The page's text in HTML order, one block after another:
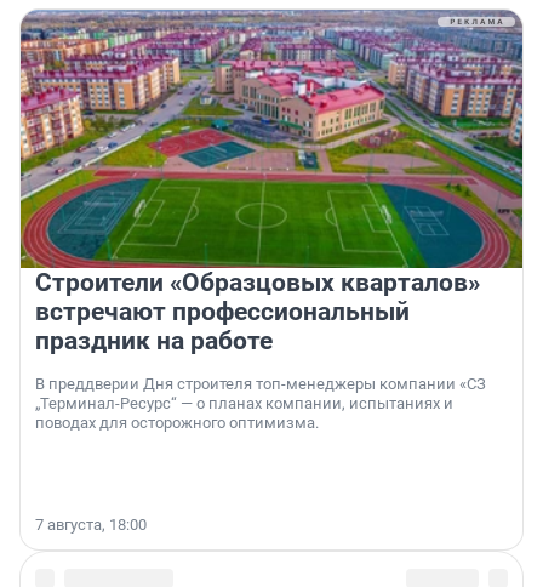
Строители «Образцовых кварталов»
встречают профессиональный
праздник на работе
В преддверии Дня строителя топ-менеджеры компании «СЗ
„Терминал-Ресурс“ — о планах компании, испытаниях и
поводах для осторожного оптимизма.
7 августа, 18:00